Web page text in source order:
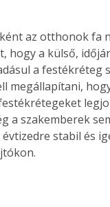
az otthonok fa
hogy a külső,
a festékréteg
megállapítani,
a szakemberek
stabil és